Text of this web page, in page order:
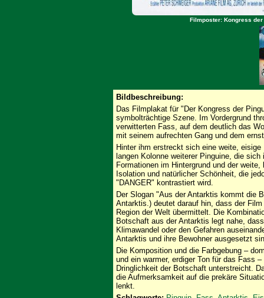
Filmposter: Kongress
Bildbeschreibung:
Das Filmplakat für "Der Kongress der
symbolträchtige Szene. Im Vordergrund
verwitterten Fass, auf dem deutlich das
mit seinem aufrechten Gang und dem
Hinter ihm erstreckt sich eine weite,
langen Kolonne weiterer Pinguine, die
Formationen im Hintergrund und der
Isolation und natürlicher Schönheit, die
"DANGER" kontrastiert wird.
Der Slogan "Aus der Antarktis kommt die
Antarktis.) deutet darauf hin, dass der
Region der Welt übermittelt. Die
Botschaft aus der Antarktis legt nahe,
Klimawandel oder den Gefahren
Antarktis und ihre Bewohner ausgesetzt
Die Komposition und die Farbgebung –
und ein warmer, erdiger Ton für das Fass
Dringlichkeit der Botschaft unterstreicht.
die Aufmerksamkeit auf die prekäre
lenkt.